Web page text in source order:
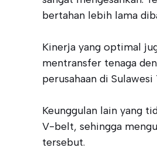
bertahan lebih lama
Kinerja yang optimal
mentransfer tenaga
perusahaan di Sulawesi
Keunggulan lain yang
V-belt, sehingga
tersebut.